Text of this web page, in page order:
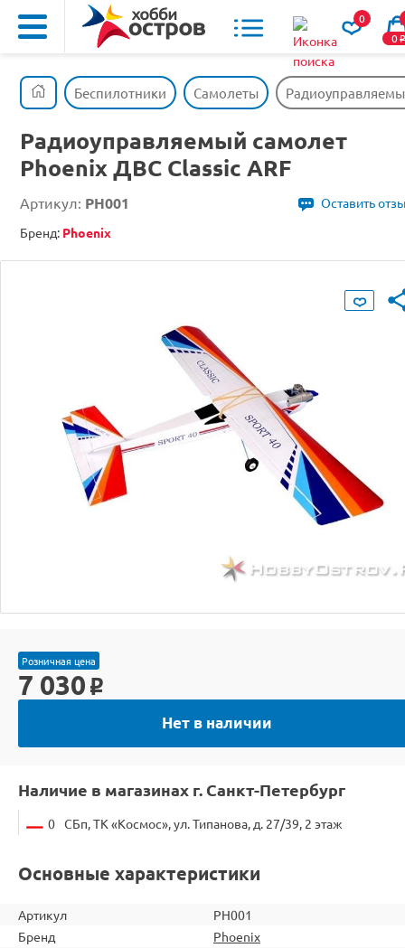
0
0o
Беспилотники Самолеты
Радиоуправляемый самолет
Phoenix ДВС Classic ARF
Артикул: PH001
Оставить
Бренд: Phoenix
Розничная цена
7 030 o
Нет в наличии
Наличие в магазинах г. Санкт-Петербург
0 СБп, ТК «Космос», ул. Типанова, д. 27/39, 2 этаж
Основные характеристики
Артикул
PH001
Бренд
Phoenix